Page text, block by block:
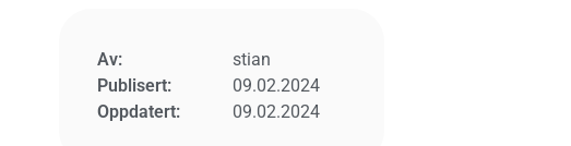
Av:
Publisert:
Oppdatert:
stian
09.02.2024
09.02.2024